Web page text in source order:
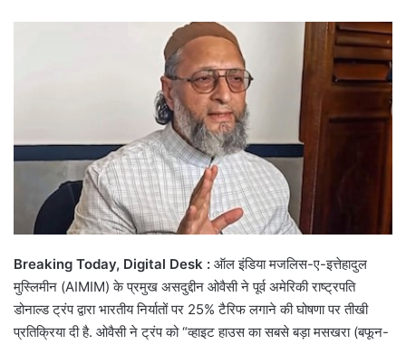
Breaking Today, Digital Desk : ऑल इंडिया मजलिस-ए-इत्तेहादुल
मुस्लिमीन (AIMIM) के प्रमुख असदुद्दीन ओवैसी ने पूर्व अमेरिकी राष्ट्रपति
डोनाल्ड ट्रंप द्वारा भारतीय निर्यातों पर 25% टैरिफ लगाने की घोषणा पर तीखी
प्रतिक्रिया दी है. ओवैसी ने ट्रंप को “व्हाइट हाउस का सबसे बड़ा मसखरा (बफून-